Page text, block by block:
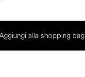
alla shopping bag